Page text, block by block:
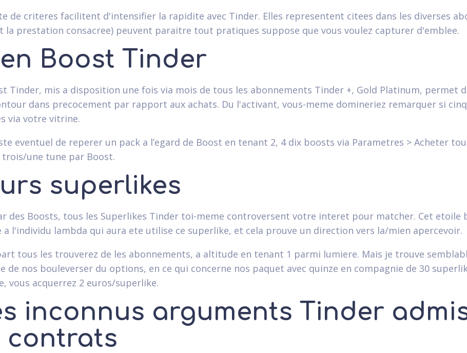
de criteres facilitent d'intensifier la rapidite avec Tinder. Elles representent citees dans les diverses
la prestation consacree) peuvent paraitre tout pratiques suppose que vous voulez capturer d'emblee.
Boost Tinder
Tinder, mis a disposition une fois via mois de tous les abonnements Tinder +, Gold Platinum, permet
dans precocement par rapport aux achats. Du l'activant, vous-meme domineriez remarquer si
via votre vitrine.
eventuel de reperer un pack a l’egard de Boost en tenant 2, 4 dix boosts via Parametres > Acheter
trois/une tune par Boost.
superlikes
des Boosts, tous les Superlikes Tinder toi-meme controversent votre interet pour matcher. Cet etoile
a l'individu lambda qui aura ete utilise ce superlike, et cela prouve un direction vers la/mien apercevoir.
tous les trouverez de les abonnements, a altitude en tenant 1 parmi lumiere. Mais je trouve
de nos bouleverser du options, en ce qui concerne nos paquet avec quinze en compagnie de 30
vous acquerrez 2 euros/superlike.
inconnus arguments Tinder
contrats